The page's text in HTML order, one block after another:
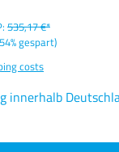
535,17 €*
gespart)
costs
innerhalb
ein oder benutze die